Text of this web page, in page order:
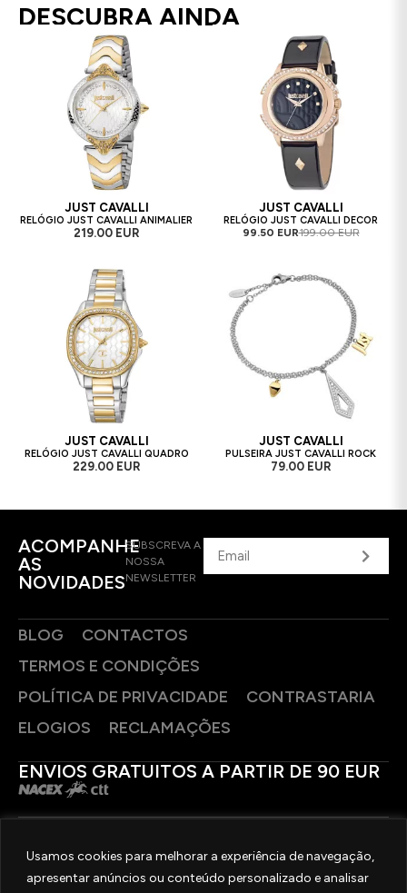
Usamos cookies para melhorar a experiência de navegação,
apresentar anúncios ou conteúdo personalizado e analisar
DESCUBRA AINDA
JUST CAVALLI
RELÓGIO JUST CAVALLI ANIMALIER
219.00 EUR
JUST CAVALLI
RELÓGIO JUST CAVALLI DECOR
99.50 EUR199.00 EUR
JUST CAVALLI
RELÓGIO JUST CAVALLI QUADRO
229.00 EUR
JUST CAVALLI
PULSEIRA JUST CAVALLI ROCK
79.00 EUR
ACOMPANHE
AS
NOVIDADES
SUBSCREVA A
NOSSA
NEWSLETTER
BLOG
CONTACTOS
TERMOS E CONDIÇÕES
POLÍTICA DE PRIVACIDADE
CONTRASTARIA
ELOGIOS
RECLAMAÇÕES
ENVIOS GRATUITOS A PARTIR DE 90 EUR
SIGA-NOS